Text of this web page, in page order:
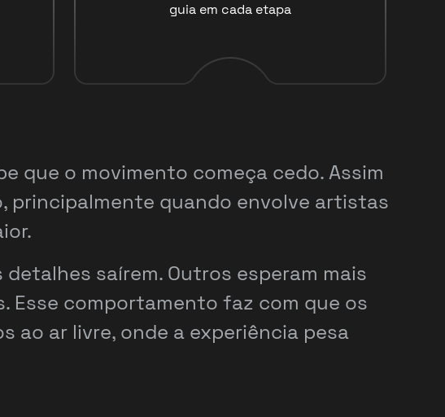
guia em cada etapa
que o movimento começa cedo. Assim
principalmente quando envolve artistas
saírem. Outros esperam mais
Esse comportamento faz com que os
ao ar livre, onde a experiência pesa